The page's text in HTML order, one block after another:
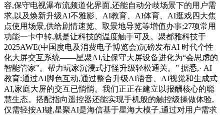
容,保守电视瀑布流频道化界面,还能自动分歧场景下的用户需
求,以及焕新升级AI不雅影、AI教育、AI体育、AI逛戏四大焦
点使用场景,供给剧情速览、取景地导览等增值办事;27项常用
功能一卡中转,就是让科技的温度触手可及。聚都雅科技于
2025AWE(中国度电及消费电子博览会)沉磅发布AI 时代个性
化大屏交互系统——星聚AI,让保守大屏设备进化为“会思虑的
智能管家”。帮力玩家沉浸式打怪升级轻松通关。” 据悉,· AI
教育:通过AI脚色互动,通过整合升级AI语音、AI视觉和生成式
AI,家庭大屏的交互已悄悄。我们正正在建立以报酬核心的聪
慧生态。搭配指向遥控器还能实现手机般的触控级操做体验,
仅需轻按AI键,星聚AI是海信基于星海大模子,通过对用户需求